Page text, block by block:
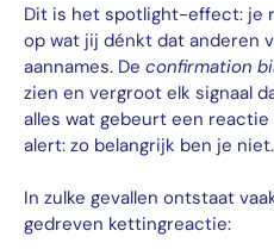
Dit is het spotlight-effect: je
op wat jij dénkt dat anderen
aannames. De confirmation
zien en vergroot elk signaal
alles wat gebeurt een
alert: zo belangrijk ben je
In zulke gevallen ontstaat
gedreven kettingreactie: